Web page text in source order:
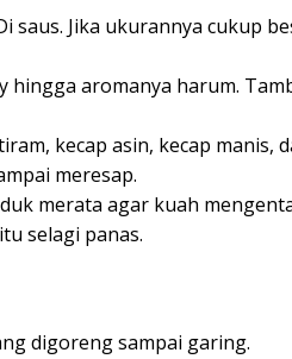
saus. Jika ukurannya cukup
aromanya harum.
kecap asin, kecap manis,
meresap.
merata agar kuah
selagi panas.
digoreng sampai garing.